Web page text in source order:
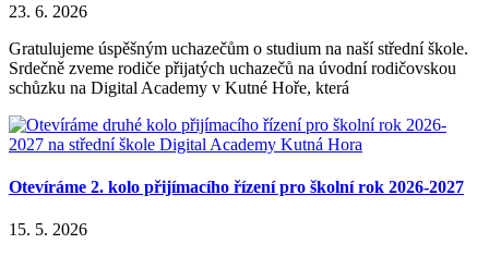
23. 6. 2026
Gratulujeme úspěšným uchazečům o studium na naší střední škole.
Srdečně zveme rodiče přijatých uchazečů na úvodní rodičovskou
schůzku na Digital Academy v Kutné Hoře, která
Otevíráme 2. kolo přijímacího řízení pro školní rok 2026-2027
15. 5. 2026